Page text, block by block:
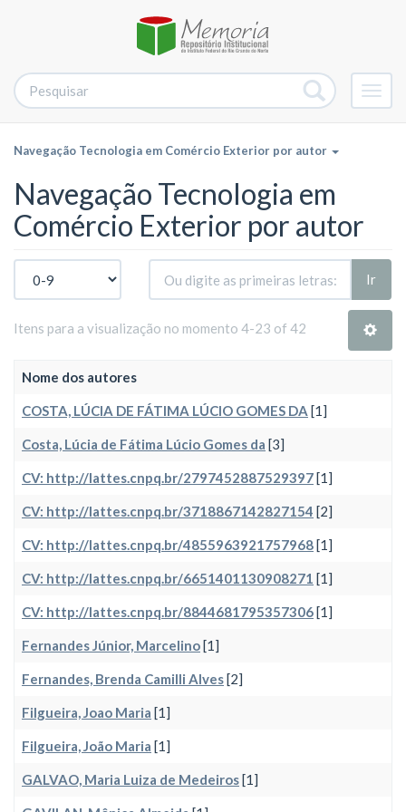
Navegação Tecnologia em Comércio Exterior por autor
Navegação Tecnologia em
Comércio Exterior por autor
Ir
Itens para a visualização no momento 4-23 of 42
Nome dos autores
COSTA, LÚCIA DE FÁTIMA LÚCIO GOMES DA [1]
Costa, Lúcia de Fátima Lúcio Gomes da [3]
CV: http://lattes.cnpq.br/2797452887529397[1]
CV: http://lattes.cnpq.br/3718867142827154 [2]
CV: http://lattes.cnpq.br/4855963921757968[1]
CV: http://lattes.cnpq.br/6651401130908271 [1]
CV: http://lattes.cnpq.br/8844681795357306[1]
Fernandes Júnior, Marcelino[1]
Fernandes, Brenda Camilli Alves[2]
Filgueira, Joao Maria [1]
Filgueira, João Maria [1]
GALVAO, Maria Luiza de Medeiros[1]